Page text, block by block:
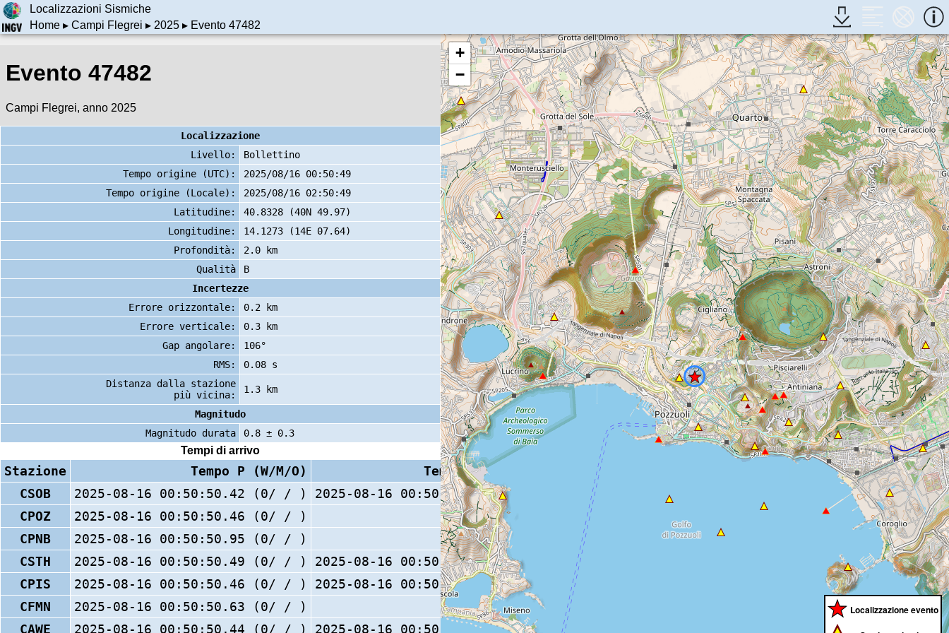
Localizzazioni Sismiche
Home▸ Campi Flegrei ▸ 2025▸ Evento 47482
Evento 47482
Campi Flegrei, anno 2025
Localizzazione
Livello:
Bollettino
Tempo origine (UTC):
2025/08/16 00:50:49
Tempo origine (Locale):
2025/08/16 02:50:49
Latitudine:
40.8328 (40N 49.97)
Longitudine:
14.1273 (14E 07.64)
Profondità:
2.0 km
Qualità
B
Incertezze
Errore orizzontale:
0.2 km
Errore verticale:
0.3 km
Gap angolare:
106°
RMS:
0.08 s
Distanza dalla stazione
più vicina:
1.3 km
Magnitudo
Magnitudo durata
0.8 ± 0.3
Tempi di arrivo
Stazione Tempo P (W/M/O) Tempo S (W/M/O)
CSOB
2025-08-16 00:50:50.42 (0/ / )
2025-08-16 00:50:51.3 (0/ / )
CPOZ
2025-08-16 00:50:50.46 (0/ / )
CPNB
2025-08-16 00:50:50.95 (0/ / )
CSTH
2025-08-16 00:50:50.49 (0/ / ) 2025-08-16 00:50:51.4 (0/ / )
14 s
CPIS
2025-08-16 00:50:50.46 (0/ / )
2025-08-16 00:50:51.3 (0/ / )
CFMN
2025-08-16 00:50:50.63 (0/ / )
CAWE
2025-08-16 00:50:50.44 (0/ / ) 2025-08-16 00:50:51.3 (0/ / )
+
−
Localizzazione evento